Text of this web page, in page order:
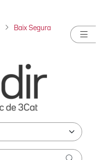
Baix Segura